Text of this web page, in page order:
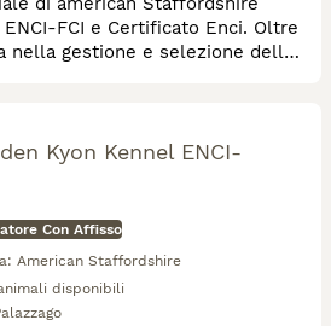
FCI e Certificato Enci. Oltre
nella gestione e selezione della
Kyon Kennel ENCI-
Con Affisso
American Staffordshire
disponibili